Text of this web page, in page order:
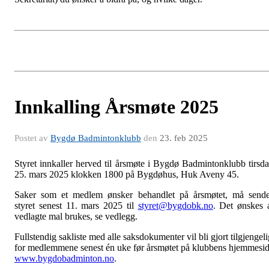
Innkalling Årsmøte 2025
Postet av Bygdø Badmintonklubb den 23. feb 2025
Styret innkaller herved til årsmøte i Bygdø Badmintonklubb
25. mars 2025 klokken 1800 på Bygdøhus, Huk Aveny 45.
Saker som et medlem ønsker behandlet på årsmøtet, må
styret senest 11. mars 2025 til styret@bygdobk.no. Det ønskes
vedlagte mal brukes, se vedlegg.
Fullstendig sakliste med alle saksdokumenter vil bli gjort
for medlemmene senest én uke før årsmøtet på klubbens
www.bygdobadminton.no.